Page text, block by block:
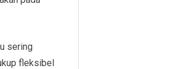
sering
fleksibel